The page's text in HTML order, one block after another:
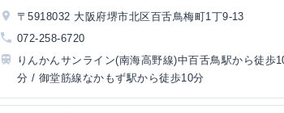
〒5918032 大阪府堺市北区百舌鳥梅町1丁9-13
072-258-6720
りんかんサンライン(南海高野線)中百舌鳥駅から徒歩
分 / 御堂筋線なかもず駅から徒歩10分